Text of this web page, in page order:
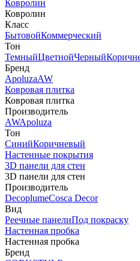
Ковролин
Ковролин
Класс
БытовойКоммерческий
Тон
ТемныйЦветнойЧерный
Бренд
ApoluzaAW
Ковровая плитка
Ковровая плитка
Производитель
AWApoluza
Тон
СинийКоричневый
Настенные покрытия
3D панели для стен
3D панели для стен
Производитель
DecoplumeCosca Decor
Вид
Реечные панелиПод покраску
Настенная пробка
Настенная пробка
Бренд